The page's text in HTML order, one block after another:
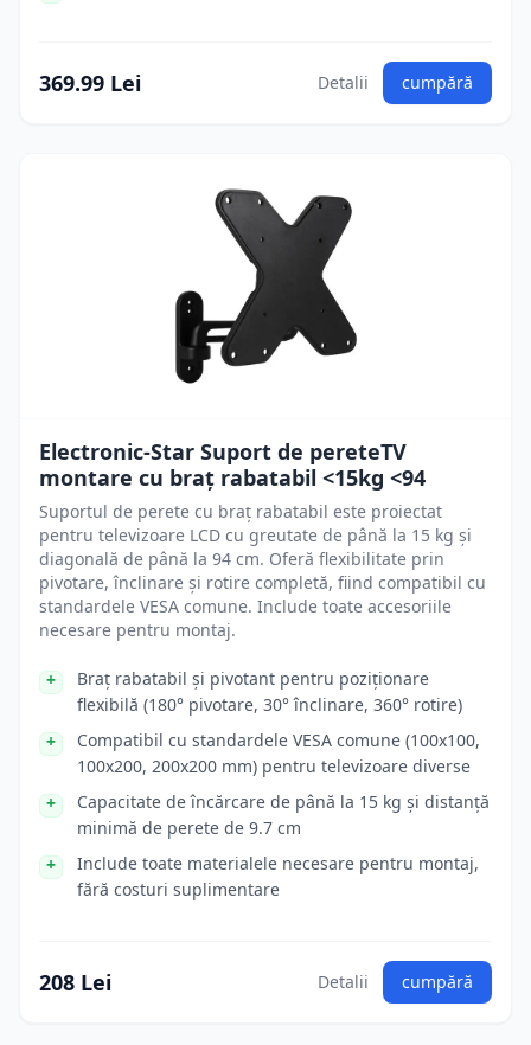
369.99 Lei Detalii cumpără
Electronic-Star Suport de pereteTV
montare cu braț rabatabil <15kg <94
Suportul de perete cu braț rabatabil este proiectat
pentru televizoare LCD cu greutate de până la 15 kg și
diagonală de până la 94 cm. Oferă flexibilitate prin
pivotare, înclinare și rotire completă, fiind compatibil cu
standardele VESA comune. Include toate accesoriile
necesare pentru montaj.
Braț rabatabil și pivotant pentru poziționare
flexibilă (180° pivotare, 30° înclinare, 360° rotire)
Compatibil cu standardele VESA comune (100x100,
100x200, 200x200 mm) pentru televizoare diverse
Capacitate de încărcare de până la 15 kg și distanță
minimă de perete de 9.7 cm
Include toate materialele necesare pentru montaj,
fără costuri suplimentare
208 Lei Detalii cumpără